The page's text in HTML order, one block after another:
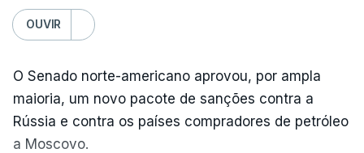
OUVIR
O Senado norte-americano aprovou, por ampla
maioria, um novo pacote de sanções contra a
Rússia e contra os países compradores de petróleo
a Moscovo.